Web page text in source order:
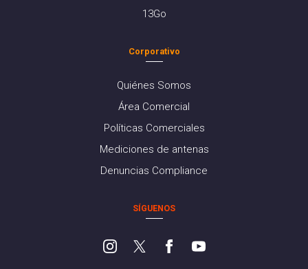
13Go
Corporativo
Quiénes Somos
Área Comercial
Políticas Comerciales
Mediciones de antenas
Denuncias Compliance
SÍGUENOS